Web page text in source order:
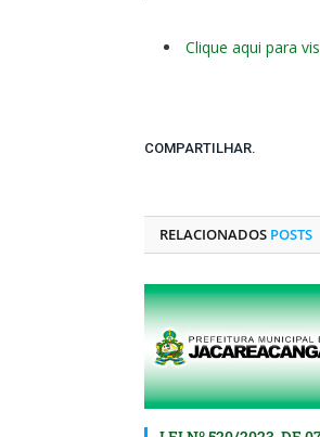
Clique aqui para
COMPARTILHAR.
RELACIONADOS POSTS